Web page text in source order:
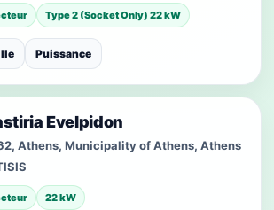
Type 2 (Socket Only) 22 kW
Puissance
Evelpidon
Athens, Municipality of Athens, Athens
22 kW